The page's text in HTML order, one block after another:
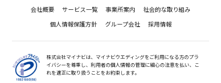
会社概要 サービス一覧 事業所案内
社会的な取り組み
個人情報保護方針
グループ会社 採用情報
株式会社マイナビは、マイナビウエディングをご利用になる方のプラ
イバシーを尊重し、利用者の個人情報の管理に細心の注意を払い、こ
れを適正に取り扱うことをお約束します。